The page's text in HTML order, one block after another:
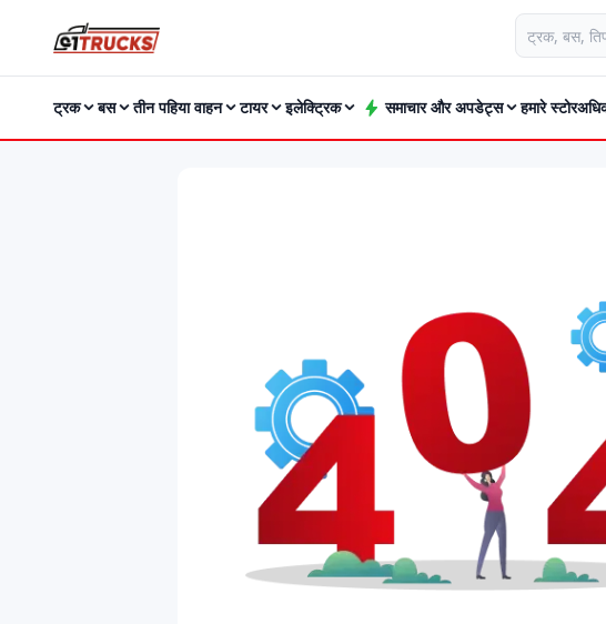
ट्रक बस तीन पहिया वाहन टायर इलेक्ट्रिक समाचार और अपडेट्स हमारे स्टोर